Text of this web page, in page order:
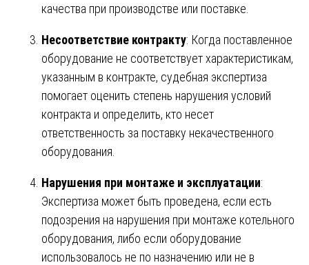
качества при производстве или поставке.
Несоответствие контракту: Когда поставленное
оборудование не соответствует характеристикам,
указанным в контракте, судебная экспертиза
помогает оценить степень нарушения условий
контракта и определить, кто несет
ответственность за поставку некачественного
оборудования.
Нарушения при монтаже и эксплуатации:
Экспертиза может быть проведена, если есть
подозрения на нарушения при монтаже котельного
оборудования, либо если оборудование
использовалось не по назначению или не в